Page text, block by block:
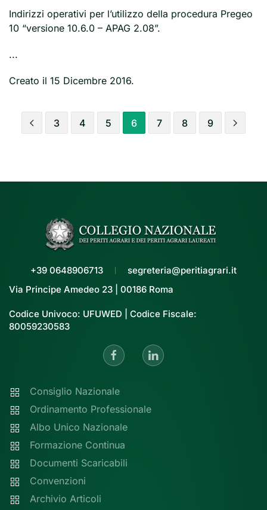
Indirizzi operativi per l’utilizzo della procedura Pregeo
10 “versione 10.6.0 – APAG 2.08”.
...
Creato il 15 Dicembre 2016.
3 4 5 6 7 8 9
+39 0648906713
segreteria@peritiagrari.it
Via Principe Amedeo 23 | 00186 Roma
Codice Univoco: UFUWED | Codice Fiscale:
80059230583
Consiglio Nazionale
Ordinamento Professionale
Albo Unico Nazionale
Formazione Continua
Documenti Scaricabili
Convenzioni
Archivio Articoli